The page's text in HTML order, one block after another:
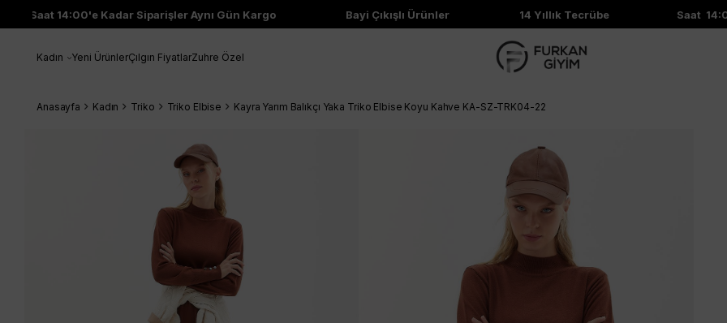
Saat 14:00'e Kadar Siparişler Aynı Gün Kargo Bayi Çıkışlı Ürünler 14 Yıllık Tecrübe Saat
Kadın Yeni ÜrünlerÇılgın FiyatlarZuhre Özel
Anasayfa Kadın Triko Triko Elbise Kayra Yarım Balıkçı Yaka Triko Elbise Koyu Kahve KA-SZ-TRK04-22